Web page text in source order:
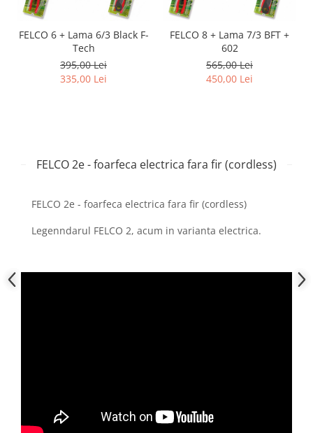
FELCO 6 + Lama 6/3 Black F-
Tech
395,00 Lei
335,00 Lei
FELCO 8 + Lama 7/3 BFT +
602
565,00 Lei
450,00 Lei
FELCO 2e - foarfeca electrica fara fir (cordless)
FELCO 2e - foarfeca electrica fara fir (cordless)
Legenndarul FELCO 2, acum in varianta electrica.